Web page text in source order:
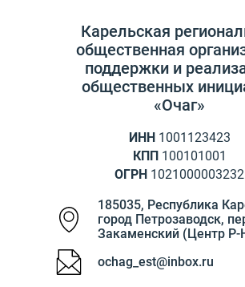
Карельская
общественная
поддержки и
общественных
«Очаг»
ИНН 1001123423
КПП100101001
ОГРН 1021000003232
185035, Республика
город Петрозаводск,
Закаменский (Центр Р-
ochag_est@inbox.ru